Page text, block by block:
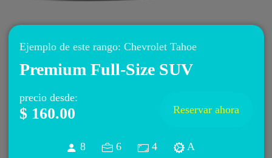
Ejemplo de este rango: Chevrolet Tahoe
Premium Full-Size SUV
precio desde:
$ 160.00 Reservar ahora
8 6 4 A